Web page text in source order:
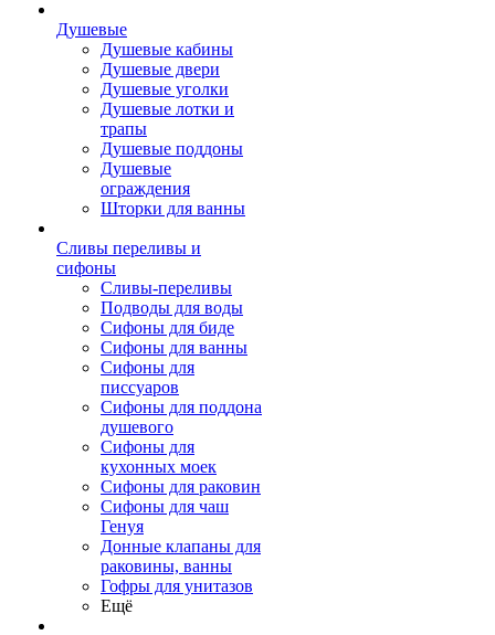
Душевые
Душевые кабины
Душевые двери
Душевые уголки
Душевые лотки и
трапы
Душевые поддоны
Душевые
ограждения
Шторки для ванны
Сливы переливы и
сифоны
Сливы-переливы
Подводы для воды
Сифоны для биде
Сифоны для ванны
Сифоны для
писсуаров
Сифоны для поддона
душевого
Сифоны для
кухонных моек
Сифоны для раковин
Сифоны для чаш
Генуя
Донные клапаны для
раковины, ванны
Гофры для унитазов
Ещё